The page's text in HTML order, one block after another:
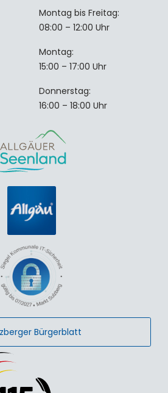
Montag bis Freitag:
08:00 – 12:00 Uhr
Montag:
15:00 – 17:00 Uhr
Donnerstag:
16:00 – 18:00 Uhr
Bürgerblatt